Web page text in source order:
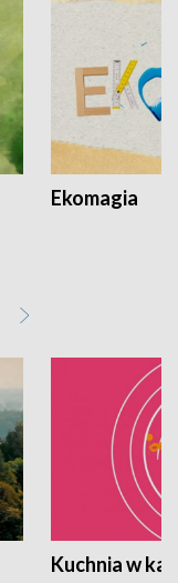
Ekomagia
Kuchnia w